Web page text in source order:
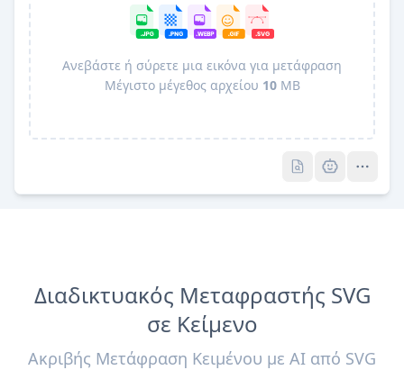
Ανεβάστε ή σύρετε μια εικόνα για μετάφραση
Μέγιστο μέγεθος αρχείου 10MB
Διαδικτυακός Μεταφραστής SVG
σε Κείμενο
Ακριβής Μετάφραση Κειμένου με AI από SVG